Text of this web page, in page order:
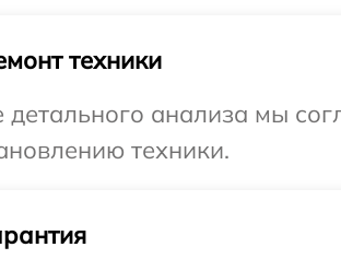
техники
детального анализа мы
техники.